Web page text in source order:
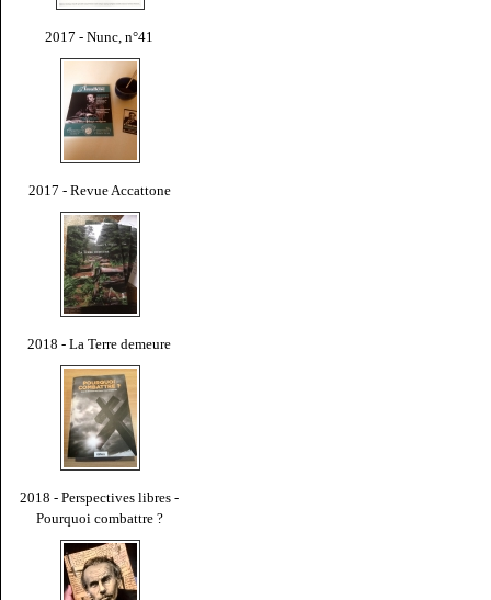
2017 - Nunc, n°41
2017 - Revue Accattone
2018 - La Terre demeure
2018 - Perspectives libres -
Pourquoi combattre ?